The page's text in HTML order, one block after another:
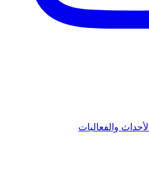
الأحداث والفعاليات